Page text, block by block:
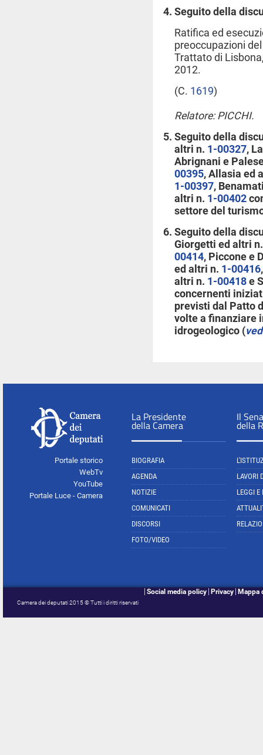
Seguito della
Ratifica ed
preoccupazioni
Trattato di
2012.
(C. 1619​)
Relatore: PICCHI.
Seguito della
altri n. 1-00327,
Abrignani e
00395, Allasia ed
1-00397,
altri n. 1-00402
settore del
Seguito della
Giorgetti ed altri
00414, Piccone e
ed altri n. 1-00416
altri n. 1-00418 e
concernenti
previsti dal Patto
volte a finanziare
idrogeologico (
Portale storico
WebTv
YouTube
Portale Luce - Camera
La Presidente
della Camera
BIOGRAFIA
AGENDA
NOTIZIE
COMUNICATI
DISCORSI
FOTO/VIDEO
Il
della
LAVORI
LEGGI E
Camera dei deputati 2015 © Tutti i diritti riservati
Social media policy Privacy Mappa